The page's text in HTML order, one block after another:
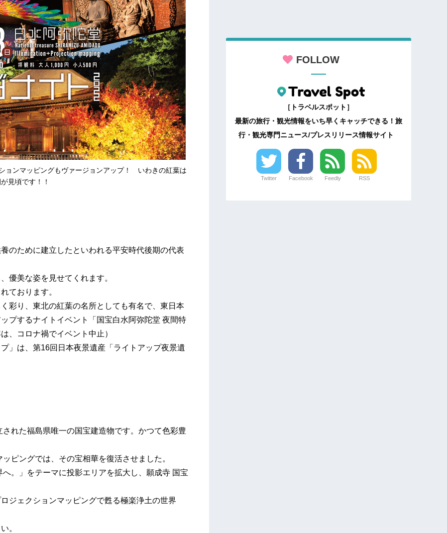
ョンマッピングもヴァージョンアップ！ いわきの紅葉は
見頃です！！
のために建立したといわれる平安時代後期の代表
優美な姿を見せてくれます。
ております。
彩り、東北の紅葉の名所としても有名で、東日本
プするナイトイベント「国宝白水阿弥陀堂 夜間特
、コロナ禍でイベント中止）
」は、第16回日本夜景遺産「ライトアップ夜景遺
れた福島県唯一の国宝建造物です。かつて色彩豊
ピングでは、その宝相華を復活させました。
。」をテーマに投影エリアを拡大し、願成寺 国宝
ジェクションマッピングで甦る極楽浄土の世界
。
FOLLOW
［トラベルスポット］
最新の旅行・観光情報をいち早くキャッチできる！旅
行・観光専門ニュース/プレスリリース情報サイト
Twitter Facebook Feedly RSS